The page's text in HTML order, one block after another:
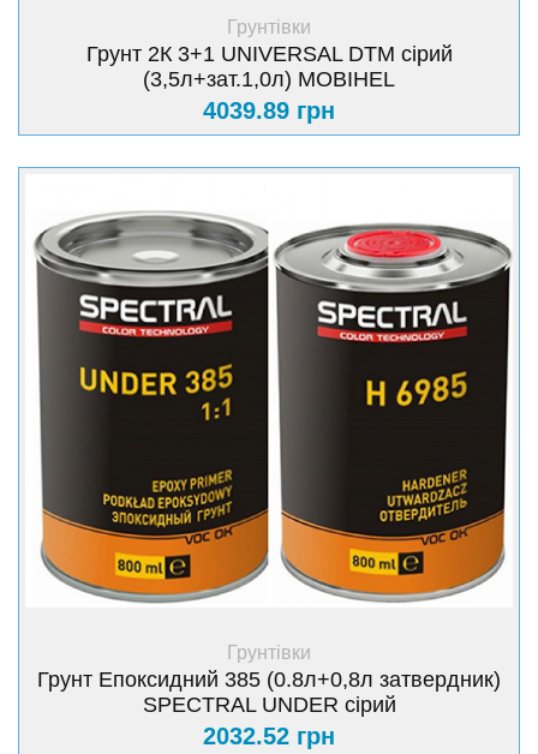
+ Купити
Грунтівки
Грунт 2К 3+1 UNIVERSAL DTM сірий
(3,5л+зат.1,0л) MOBIHEL
4039.89 грн
+ Купити
Грунтівки
Грунт Епоксидний 385 (0.8л+0,8л затвердник)
SPECTRAL UNDER сірий
2032.52 грн